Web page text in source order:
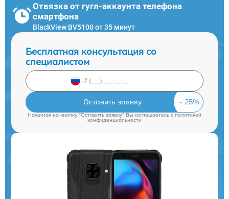
Отвязка от гугл-аккаунта телефона
смартфона
BlackView BV5100 от 35 минут
Бесплатная консультация со
специалистом
Оставить заявку
Нажимая на кнопку "Оставить заявку" Вы соглашаетесь cполитикой
конфиденциальности